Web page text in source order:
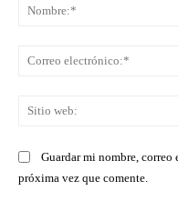
Guardar mi nombre,
próxima vez que comente.